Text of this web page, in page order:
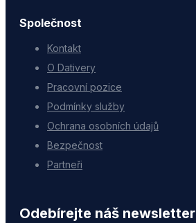
Společnost
Kontakt
O Dativery
Pracovní pozice
Podmínky služby
Ochrana osobních údajů
Bezpečnost
Partneři
Odebírejte náš newsletter